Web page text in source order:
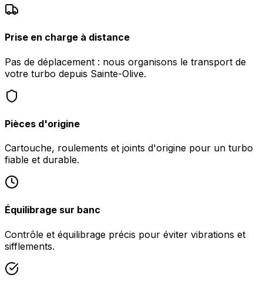
Prise en charge à distance
Pas de déplacement : nous organisons le transport de
votre turbo depuis Sainte-Olive.
Pièces d'origine
Cartouche, roulements et joints d'origine pour un turbo
fiable et durable.
Équilibrage sur banc
Contrôle et équilibrage précis pour éviter vibrations et
sifflements.